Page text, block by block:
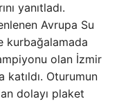
yanıtladı.
Avrupa Su
kurbağalamada
olan İzmir
katıldı. Oturumun
dolayı plaket